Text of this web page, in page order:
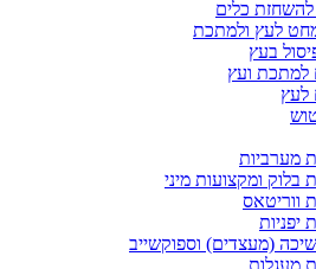
להשחזת כלים
מחט לעץ ולמתכת
בעץ
למתכת ועץ
לעץ
מערביות
בלוק ומקצועות מיני
ווריטאס
יפניות
(מעצדים) וספוקשייב
מעגלות